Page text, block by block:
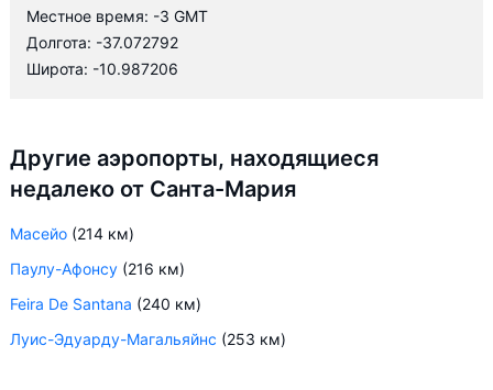
Местное время: -3 GMT
Долгота: -37.072792
Широта: -10.987206
Другие аэропорты, находящиеся
недалеко от Санта-Мария
Масейо (214 км)
Паулу-Афонсу (216 км)
Feira De Santana (240 км)
Луис-Эдуарду-Магальяйнс (253 км)